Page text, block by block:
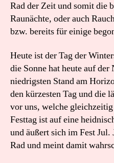
Rad der Zeit und somit die
Raunächte, oder auch
bzw. bereits für einige
Heute ist der Tag der
die Sonne hat heute auf
niedrigsten Stand am
den kürzesten Tag und die
vor uns, welche
Festtag ist auf eine
und äußert sich im Fest
Rad und meint damit